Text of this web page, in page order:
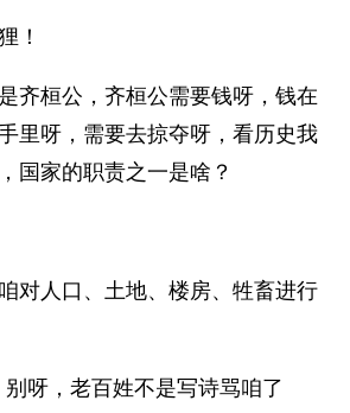
！
齐桓公，齐桓公需要钱呀，钱在
里呀，需要去掠夺呀，看历史我
国家的职责之一是啥？
对人口、土地、楼房、牲畜进行
呀，老百姓不是写诗骂咱了